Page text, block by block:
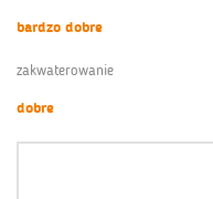
bardzo dobre
zakwaterowanie
dobre